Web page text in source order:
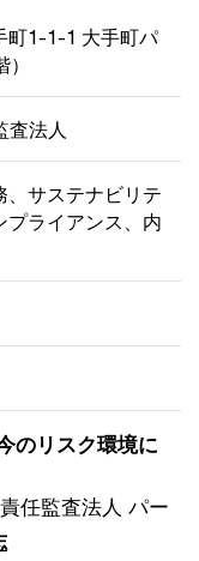
町1-1-1 大手町パ
）
査法人
、サステナビリテ
プライアンス、内
のリスク環境に
任監査法人 パー